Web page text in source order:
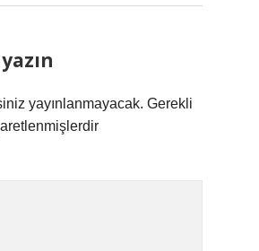
yayınlanmayacak. Gerekli